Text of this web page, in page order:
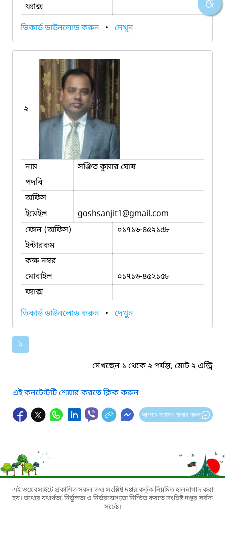
ফ্যাক্স
ভিকার্ড ডাউনলোড করুন • দেখুন
২
নাম
সঞ্জিত কুমার ঘোষ
পদবি
অফিস
ইমেইল
goshsanjit1@gmail.com
ফোন (অফিস)
০১৭১৬-৪৫২১৫৮
ইন্টারকম
কক্ষ নম্বর
মোবাইল
০১৭১৬-৪৫২১৫৮
ফ্যাক্স
ভিকার্ড ডাউনলোড করুন • দেখুন
১
দেখছেন ১ থেকে ২ পর্যন্ত, মোট ২ এন্ট্রি
এই কনটেন্টটি শেয়ার করতে ক্লিক করুন
আপনার মতামত প্রদান করুন
এই ওয়েবসাইটে প্রকাশিত সকল তথ্য সংশ্লিষ্ট দপ্তর কর্তৃক নিয়মিত হালনাগাদ করা
হয়। তথ্যের যথার্থতা, নির্ভুলতা ও নির্ভরযোগ্যতা নিশ্চিত করতে সংশ্লিষ্ট দপ্তর সর্বদা
সচেষ্ট।